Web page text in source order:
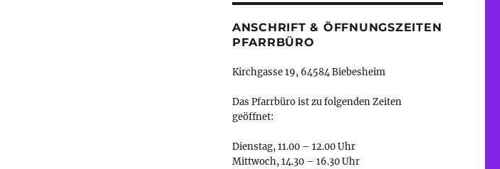
ANSCHRIFT & ÖFFNUNGSZEITEN
PFARRBÜRO
Kirchgasse 19, 64584 Biebesheim
Das Pfarrbüro ist zu folgenden Zeiten
geöffnet:
Dienstag, 11.00 – 12.00 Uhr
Mittwoch, 14.30 – 16.30 Uhr